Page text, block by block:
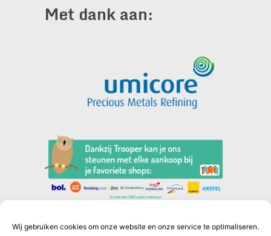
Wij gebruiken cookies om onze website en onze service te optimaliseren.
Met dank aan: